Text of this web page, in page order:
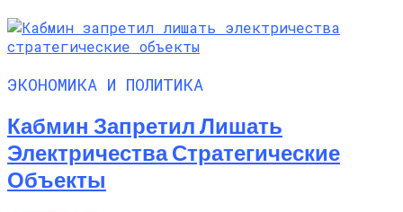
ЭКОНОМИКА И ПОЛИТИКА
Кабмин Запретил Лишать
Электричества Стратегические
Объекты